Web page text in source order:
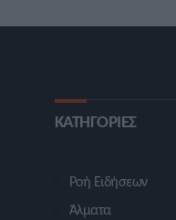
ΚΑΤΗΓΟΡΙΕΣ
Ροή Ειδήσεων
Άλματα